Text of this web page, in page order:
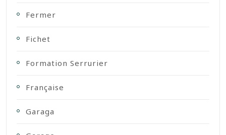
Fermer
Fichet
Formation Serrurier
Française
Garaga